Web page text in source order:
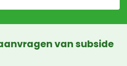
van subside